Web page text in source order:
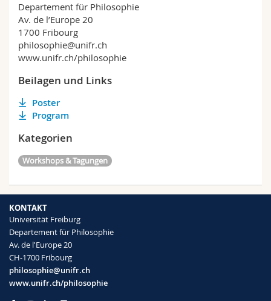
Departement für Philosophie
Av. de l’Europe 20
1700 Fribourg
philosophie@unifr.ch
www.unifr.ch/philosophie
Beilagen und Links
Poster
Program
Kategorien
Workshops & Tagungen
KONTAKT
Universität Freiburg
Departement für Philosophie
Av. de l'Europe 20
CH-1700 Fribourg
philosophie@unifr.ch
www.unifr.ch/philosophie